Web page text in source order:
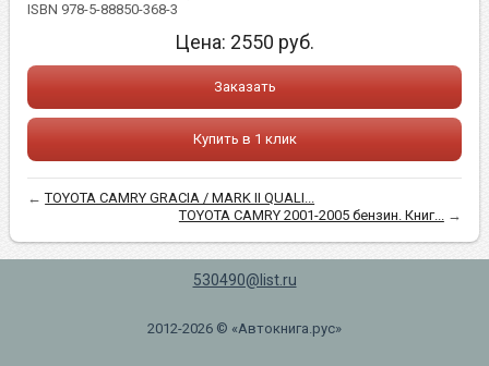
ISBN 978-5-88850-368-3
Цена: 2550 руб.
Заказать
Купить в 1 клик
←TOYOTA CAMRY GRACIA / MARK II QUALI...
TOYOTA CAMRY 2001-2005 бензин. Книг...
→
530490@list.ru
2012-2026 © «Автокнига.рус»